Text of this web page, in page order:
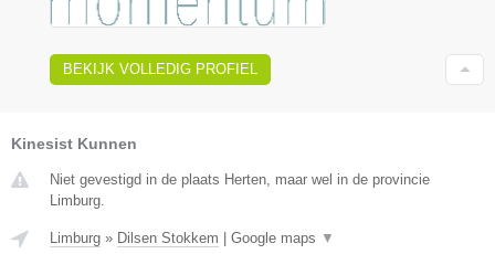
BEKIJK VOLLEDIG PROFIEL
Kinesist Kunnen
Niet gevestigd in de plaats Herten, maar wel in de provincie
Limburg.
Limburg » Dilsen Stokkem Google maps ▼